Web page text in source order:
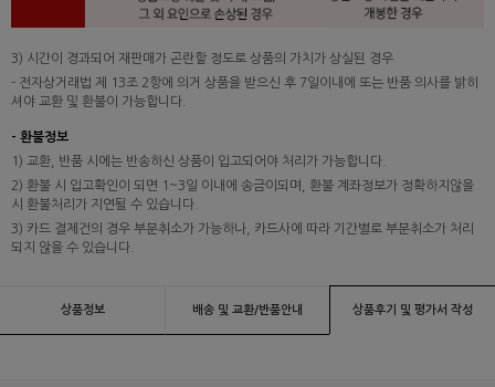
3) 시간이 경과되어 재판매가 곤란할 정도로 상품의 가치가 상실된 경우
- 전자상거래법 제 13조 2항에 의거 상품을 받으신 후 7일이내에 또는 반품 의사를 밝히
셔야 교환 및 환불이 가능합니다.
- 환불정보
1) 교환, 반품 시에는 반송하신 상품이 입고되어야 처리가 가능합니다.
2) 환불 시 입고확인이 되면 1~3일 이내에 송금이되며, 환불 계좌정보가 정확하지않을
시 환불처리가 지연될 수 있습니다.
3) 카드 결제건의 경우 부분취소가 가능하나, 카드사에 따라 기간별로 부분취소가 처리
되지 않을 수 있습니다.
상품정보 배송 및 교환/반품안내 상품후기 및 평가서 작성